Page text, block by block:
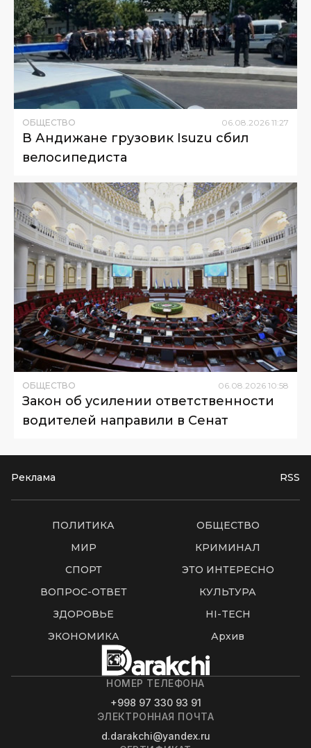
ОБЩЕСТВО 06.08.2026 11:27
В Андижане грузовик Isuzu сбил
велосипедиста
ОБЩЕСТВО 06 08 2026 10:58
Закон об усилении ответственности
водителей направили в Сенат
Реклама RSS
ПОЛИТИКА
ОБЩЕСТВО
МИР
КРИМИНАЛ
СПОРТ
ЭТО ИНТЕРЕСНО
ВОПРОС-ОТВЕТ
КУЛЬТУРА
ЗДОРОВЬЕ
HI-TECH
ЭКОНОМИКА
Архив
НОМЕР ТЕЛЕФОНА
+998 97 330 93 91
ЭЛЕКТРОННАЯ ПОЧТА
d.darakchi@yandex.ru